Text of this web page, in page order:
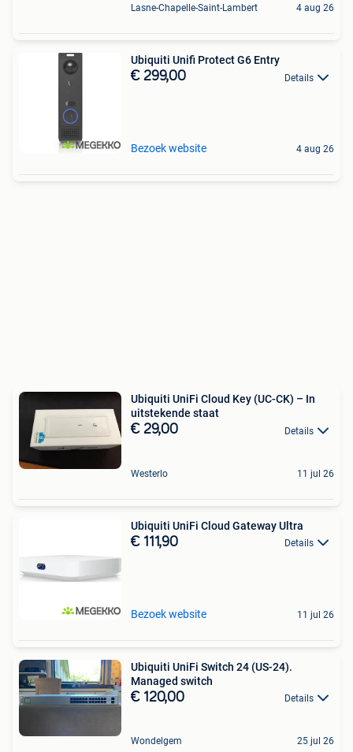
Lasne-Chapelle-Saint-Lambert 4 aug 26
Ubiquiti Unifi Protect G6 Entry
€ 299,00 Details
Bezoek website 4 aug 26
Ubiquiti UniFi Cloud Key (UC-CK) – In
uitstekende staat
€ 29,00 Details
Westerlo 11 jul 26
Ubiquiti UniFi Cloud Gateway Ultra
€ 111,90 Details
Bezoek website 11 jul 26
Ubiquiti UniFi Switch 24 (US-24).
Managed switch
€ 120,00 Details
Wondelgem 25 jul 26